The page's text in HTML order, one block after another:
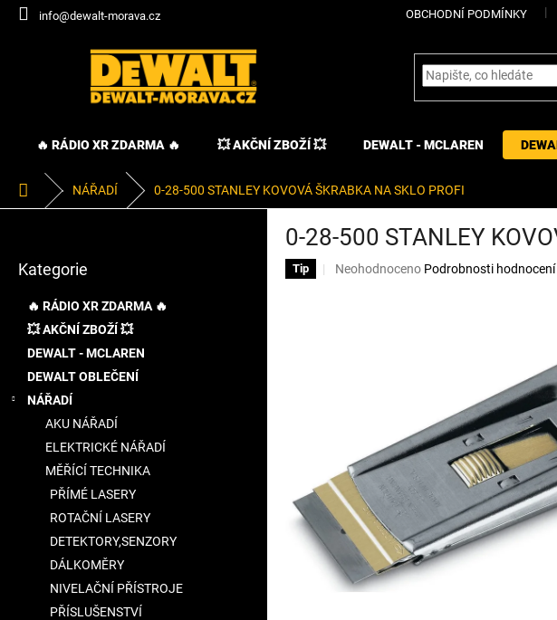
Přejít
info@dewalt-morava.cz OBCHODNÍ PODMÍNKY
🔥 RÁDIO XR ZDARMA 🔥 💥 AKČNÍ ZBOŽÍ 💥 DEWALT - MCLAREN
Domů NÁŘADÍ 0-28-500 STANLEY KOVOVÁ ŠKRABKA NA SKLO PROFI
kategorie
Kategorie
🔥 RÁDIO XR ZDARMA 🔥
💥 AKČNÍ ZBOŽÍ 💥
DEWALT - MCLAREN
DEWALT OBLEČENÍ
NÁŘADÍ
AKU NÁŘADÍ
ELEKTRICKÉ NÁŘADÍ
MĚŘÍCÍ TECHNIKA
PŘÍMÉ LASERY
ROTAČNÍ LASERY
DETEKTORY,SENZORY
DÁLKOMĚRY
NIVELAČNÍ PŘÍSTROJE
PŘÍSLUŠENSTVÍ
0-28-500 STANLEY
Tip
Průměrné
Neohodnoceno Podrobnosti hodnocení